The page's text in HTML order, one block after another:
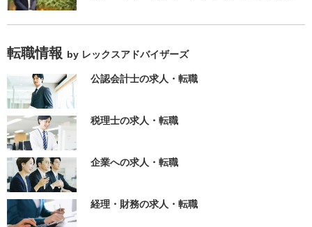
転職情報 by レックスアドバイザーズ
公認会計士の求人・転職
税理士の求人・転職
企業への求人・転職
経理・財務の求人・転職